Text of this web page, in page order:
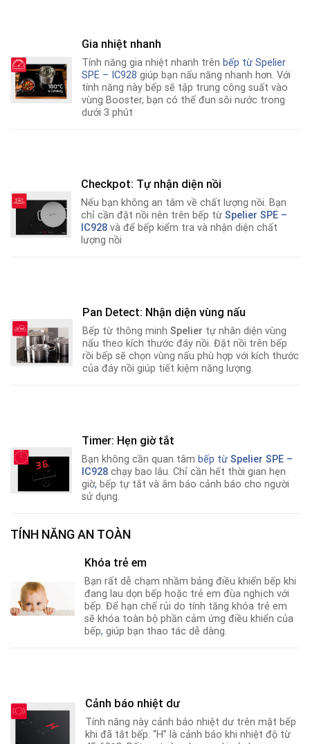
Gia nhiệt nhanh
Tính năng gia nhiệt nhanh trên bếp từ Spelier
SPE – IC928 giúp bạn nấu năng nhanh hơn. Với
tính năng này bếp sẽ tập trung công suất vào
vùng Booster, bạn có thể đun sôi nước trong
dưới 3 phút
Checkpot: Tự nhận diện nồi
Nếu bạn không an tâm về chất lượng nồi. Bạn
chỉ cần đặt nồi nên trên bếp từSpelier SPE –
IC928và để bếp kiểm tra và nhận diện chất
lượng nồi
Pan Detect: Nhận diện vùng nấu
Bếp từ thông minhSpelier tự nhân diện vùng
nấu theo kích thước đáy nồi. Đặt nồi trên bếp
rồi bếp sẽ chọn vùng nấu phù hợp với kích thước
của đáy nồi giúp tiết kiệm năng lượng.
Timer: Hẹn giờ tắt
Bạn không cần quan tâm bếp từ Spelier SPE –
IC928 chạy bao lâu. Chỉ cần hết thời gian hẹn
giờ, bếp tự tắt và âm báo cảnh báo cho người
sử dụng.
TÍNH NĂNG AN TOÀN
Khóa trẻ em
Bạn rất dễ chạm nhầm bảng điều khiển bếp khi
đang lau dọn bếp hoặc trẻ em đùa nghịch với
bếp. Để hạn chế rủi do tính tăng khóa trẻ em
sẽ khóa toàn bộ phần cảm ứng điều khiển của
bếp, giúp bạn thao tác dễ dàng.
Cảnh báo nhiệt dư
Tính năng này cảnh báo nhiệt dư trên mặt bếp
khi đã tắt bếp. “H” là cảnh báo khi nhiệt độ từ